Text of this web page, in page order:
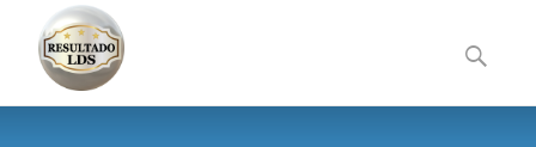
to
content
por: